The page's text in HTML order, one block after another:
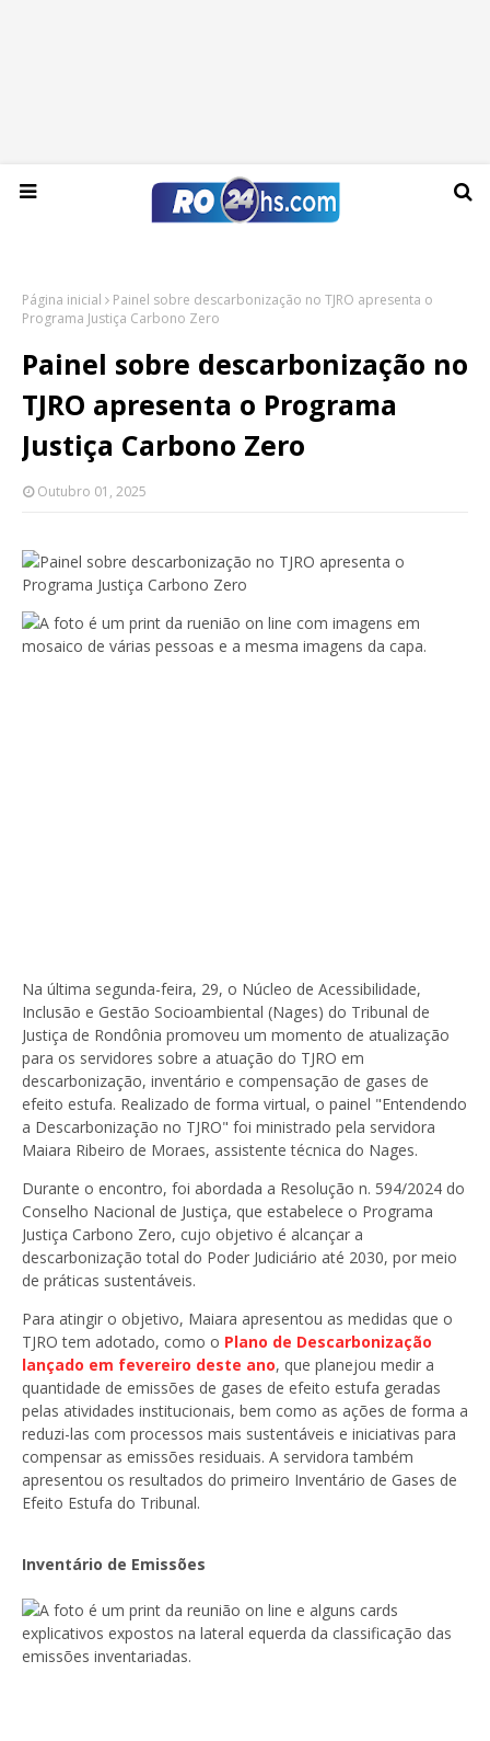
Sexta-feira, 07 de agosto de 2026
Página inicial
Painel sobre descarbonização no TJRO apresenta o
Programa Justiça Carbono Zero
Painel sobre descarbonização no
TJRO apresenta o Programa
Justiça Carbono Zero
Outubro 01, 2025
Na última segunda-feira, 29, o Núcleo de Acessibilidade,
Inclusão e Gestão Socioambiental (Nages) do Tribunal de
Justiça de Rondônia promoveu um momento de atualização
para os servidores sobre a atuação do TJRO em
descarbonização, inventário e compensação de gases de
efeito estufa. Realizado de forma virtual, o painel "Entendendo
a Descarbonização no TJRO" foi ministrado pela servidora
Maiara Ribeiro de Moraes, assistente técnica do Nages.
Durante o encontro, foi abordada a Resolução n. 594/2024 do
Conselho Nacional de Justiça, que estabelece o Programa
Justiça Carbono Zero, cujo objetivo é alcançar a
descarbonização total do Poder Judiciário até 2030, por meio
de práticas sustentáveis.
Para atingir o objetivo, Maiara apresentou as medidas que o
TJRO tem adotado, como o Plano de Descarbonização
lançado em fevereiro deste ano, que planejou medir a
quantidade de emissões de gases de efeito estufa geradas
pelas atividades institucionais, bem como as ações de forma a
reduzi-las com processos mais sustentáveis e iniciativas para
compensar as emissões residuais. A servidora também
apresentou os resultados do primeiro Inventário de Gases de
Efeito Estufa do Tribunal.
Inventário de Emissões